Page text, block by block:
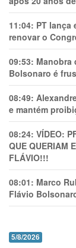
11:04: PT lança
renovar o
09:53: Manobra
Bolsonaro é
08:49:
e mantém
08:24: VÍDEO:
QUE QUERIAM
FLÁVIO!!!
08:01: Marco
Flávio
5/8/2026